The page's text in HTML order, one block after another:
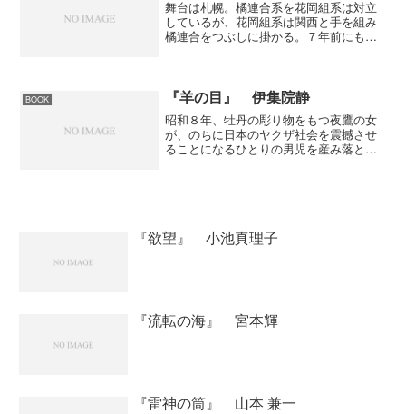
舞台は札幌。橘連合系を花岡組系は対立
しているが、花岡組系は関西と手を組み
橘連合をつぶしに掛かる。７年前にも関
れてしまった。その男の名...
BOOK 『羊の目』 伊集院静
昭和８年、牡丹の彫り物をもつ夜鷹の女
が、のちに日本のヤクザ社会を震撼させ
ることになるひとりの男児を産み落とし
『欲望』 小池真理子
『流転の海』 宮本輝
『雷神の筒』 山本 兼一